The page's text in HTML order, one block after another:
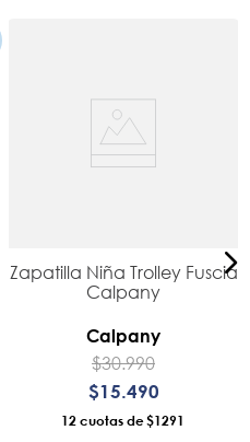
Zapatilla Niña Trolley Fuscia
Calpany
Calpany
$30.990
$15.490
12 $1291